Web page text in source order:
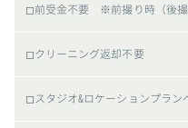
◻︎前受金不要 ※前撮り時（後撮
◻︎クリーニング返却不要
◻︎スタジオ&ロケーションプラン